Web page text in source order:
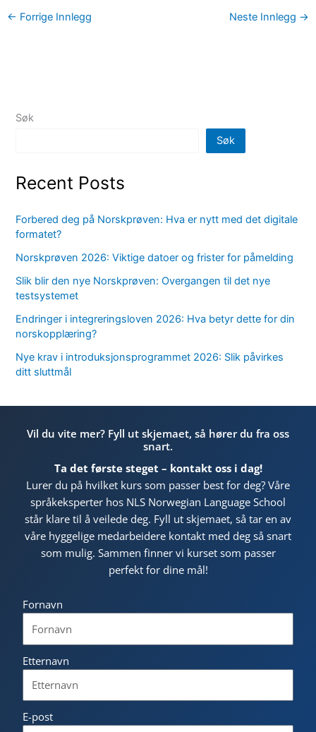
← Forrige Innlegg Neste Innlegg →
Søk
Søk
Recent Posts
Forbered deg på Norskprøven: Hva er nytt med det digitale
formatet?
Norskprøven 2026: Viktige datoer og frister for påmelding
Slik blir den nye Norskprøven: Overgangen til det nye
testsystemet
Endringer i integreringsloven 2026: Hva betyr dette for din
norskopplæring?
Nye krav i introduksjonsprogrammet 2026: Slik påvirkes
ditt sluttmål
Vil du vite mer? Fyll ut skjemaet, så hører du fra oss
snart.
Ta det første steget – kontakt oss i dag!
Lurer du på hvilket kurs som passer best for deg? Våre
språkeksperter hos NLS Norwegian Language School
står klare til å veilede deg. Fyll ut skjemaet, så tar en av
våre hyggelige medarbeidere kontakt med deg så snart
som mulig. Sammen finner vi kurset som passer
perfekt for dine mål!
Fornavn
Etternavn
E-post